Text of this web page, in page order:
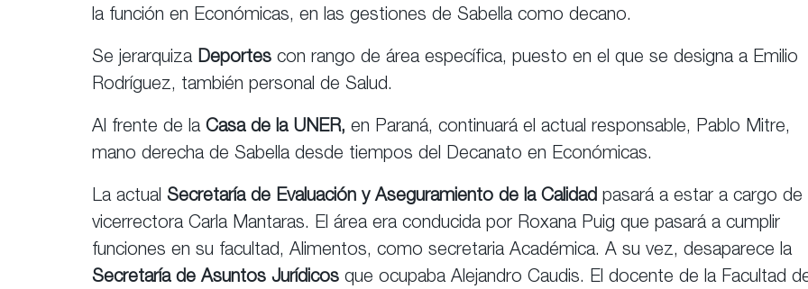
la función en Económicas, en las gestiones de Sabella como decano.
Se jerarquiza Deportes con rango de área específica, puesto en el que se designa a Emilio
Rodríguez, también personal de Salud.
Al frente de la Casa de la UNER, en Paraná, continuará el actual responsable, Pablo Mitre,
mano derecha de Sabella desde tiempos del Decanato en Económicas.
La actual Secretaría de Evaluación y Aseguramiento de la Calidad pasará a estar a cargo de
vicerrectora Carla Mantaras. El área era conducida por Roxana Puig que pasará a cumplir
funciones en su facultad, Alimentos, como secretaria Académica. A su vez, desaparece la
Secretaría de Asuntos Jurídicos que ocupaba Alejandro Caudis. El docente de la Facultad